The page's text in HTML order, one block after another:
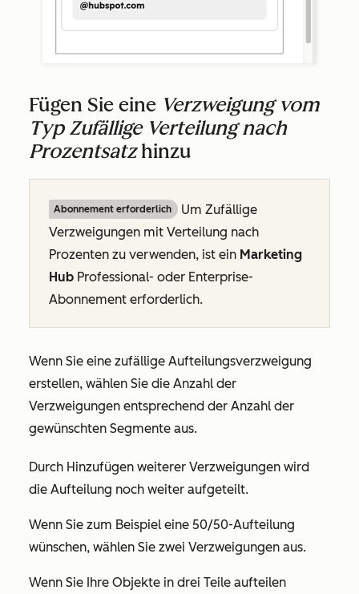
Fügen Sie eine Verzweigung vom
Typ Zufällige Verteilung nach
Prozentsatzhinzu
Abonnement erforderlich Um Zufällige
Verzweigungen mit Verteilung nach
Prozenten zu verwenden, ist ein Marketing
Hub Professional- oder Enterprise-
Abonnement erforderlich.
Wenn Sie eine zufällige Aufteilungsverzweigung
erstellen, wählen Sie die Anzahl der
Verzweigungen entsprechend der Anzahl der
gewünschten Segmente aus.
Durch Hinzufügen weiterer Verzweigungen wird
die Aufteilung noch weiter aufgeteilt.
Wenn Sie zum Beispiel eine 50/50-Aufteilung
wünschen, wählen Sie zwei Verzweigungen aus.
Wenn Sie Ihre Objekte in drei Teile aufteilen